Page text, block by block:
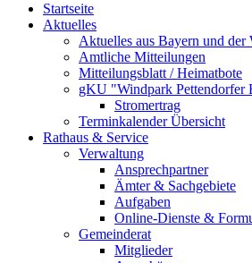
Startseite
Aktuelles
Aktuelles aus Bayern und der
Amtliche Mitteilungen
Mitteilungsblatt / Heimatbote
gKU "Windpark Pettendorfer
Stromertrag
Terminkalender Übersicht
Rathaus & Service
Verwaltung
Ansprechpartner
Ämter & Sachgebiete
Aufgaben
Online-Dienste &
Gemeinderat
Mitglieder